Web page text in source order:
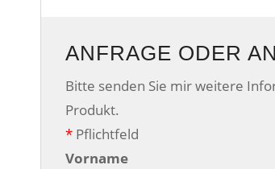
ANFRAGE ODER
Bitte senden Sie mir weitere
Produkt.
*Pflichtfeld
Vorname